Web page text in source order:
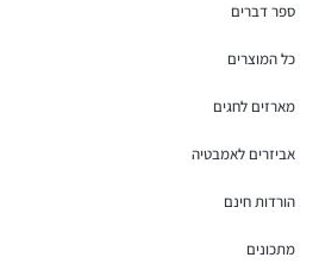
ספר דברים
כל המוצרים
מארזים לחגים
אביזרים לאמבטיה
הורדות חינם
מתכונים